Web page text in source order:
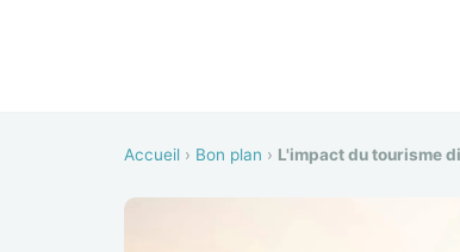
Accueil › Bon plan › L'impact du tourisme